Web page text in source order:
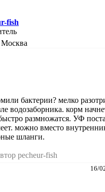
fish
Москва
бактерии? мелко
водозаборника. корм
размножатся. УФ
можно вместо
шланги.
pecheur-fish
16/